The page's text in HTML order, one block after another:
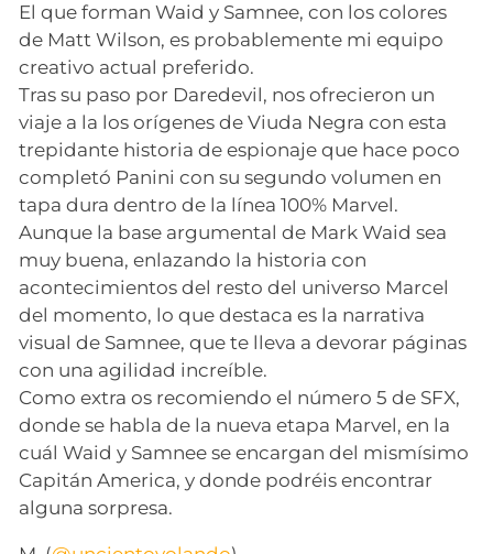
El que forman Waid y Samnee, con los colores
de Matt Wilson, es probablemente mi equipo
creativo actual preferido.
Tras su paso por Daredevil, nos ofrecieron un
viaje a la los orígenes de Viuda Negra con esta
trepidante historia de espionaje que hace poco
completó Panini con su segundo volumen en
tapa dura dentro de la línea 100% Marvel.
Aunque la base argumental de Mark Waid sea
muy buena, enlazando la historia con
acontecimientos del resto del universo Marcel
del momento, lo que destaca es la narrativa
visual de Samnee, que te lleva a devorar páginas
con una agilidad increíble.
Como extra os recomiendo el número 5 de SFX,
donde se habla de la nueva etapa Marvel, en la
cuál Waid y Samnee se encargan del mismísimo
Capitán America, y donde podréis encontrar
alguna sorpresa.